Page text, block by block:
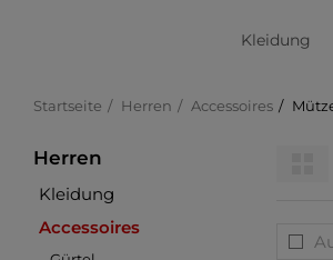
Kleidung
Startseite Herren Accessoires
Herren
Kleidung
Accessoires